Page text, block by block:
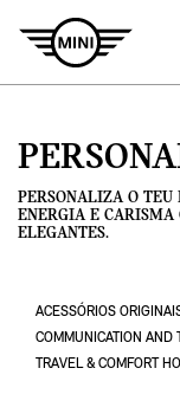
PERSONALIZA O
ENERGIA E CARISMA
ELEGANTES.
ACESSÓRIOS
COMMUNICATION AND
TRAVEL & COMFORT